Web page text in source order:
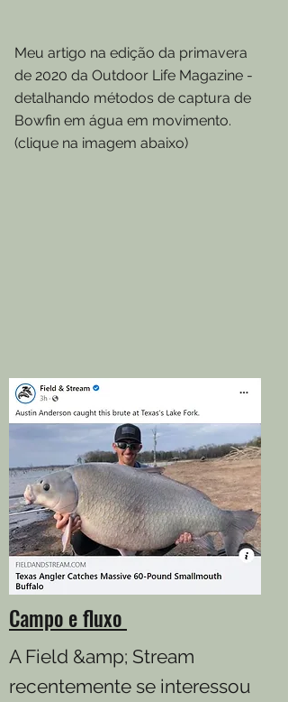
Meu artigo na edição da primavera
de 2020 da Outdoor Life Magazine -
detalhando métodos de captura de
Bowfin em água em movimento.
(clique na imagem abaixo)
Campo e fluxo
A Field &amp; Stream
recentemente se interessou